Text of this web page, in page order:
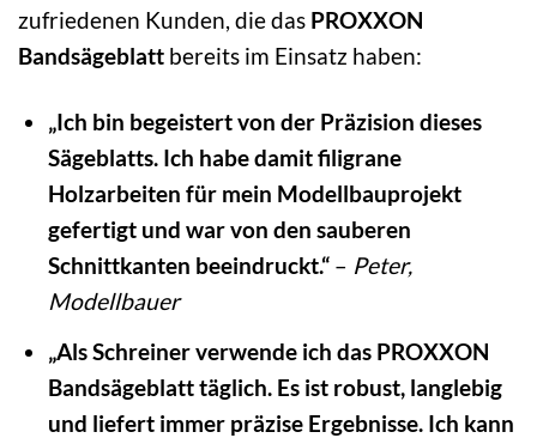
zufriedenen Kunden, die das PROXXON
Bandsägeblatt bereits im Einsatz haben:
„Ich bin begeistert von der Präzision dieses
Sägeblatts. Ich habe damit filigrane
Holzarbeiten für mein Modellbauprojekt
gefertigt und war von den sauberen
Schnittkanten beeindruckt.“– Peter,
Modellbauer
„Als Schreiner verwende ich das PROXXON
Bandsägeblatt täglich. Es ist robust, langlebig
und liefert immer präzise Ergebnisse. Ich kann